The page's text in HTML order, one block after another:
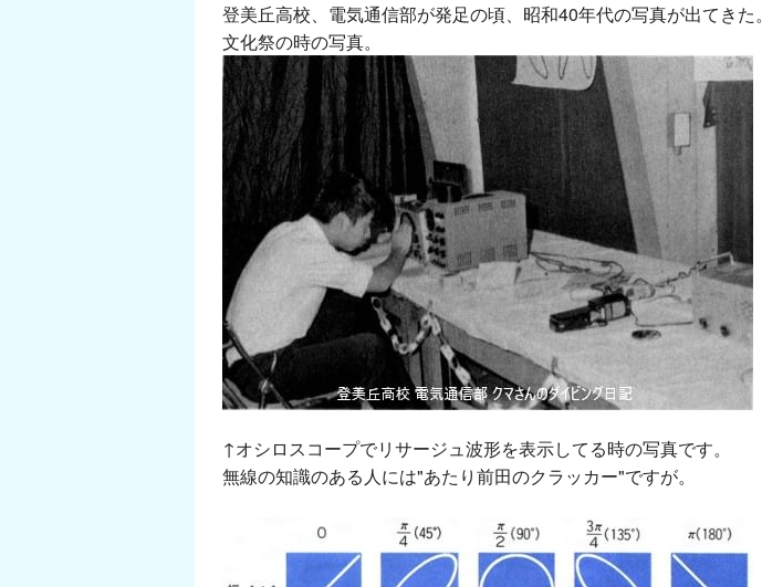
登美丘高校、電気通信部が発足の頃、昭和40年代の写真が出てきた。
文化祭の時の写真。
↑オシロスコープでリサージュ波形を表示してる時の写真です。
無線の知識のある人には"あたり前田のクラッカー"ですが。